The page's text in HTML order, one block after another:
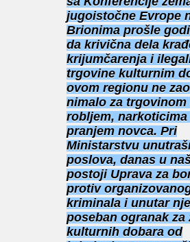
jugoistočne Evrope
Brionima prošle
da krivična dela
krijumčarenja i
trgovine kulturnim
ovom regionu ne
nimalo za trgovinom
robljem, narkoticima
pranjem novca. Pri
Ministarstvu
poslova, danas u
postoji Uprava za
protiv
kriminala i unutar nje
poseban ogranak za
kulturnih dobara od